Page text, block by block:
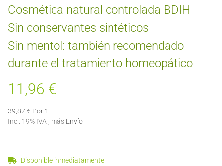
Cosmética natural controlada BDIH
Sin conservantes sintéticos
Sin mentol: también recomendado
durante el tratamiento homeopático
11,96 €
39,87 € Por 1 l
Incl. 19% IVA , más Envío
Disponible inmediatamente